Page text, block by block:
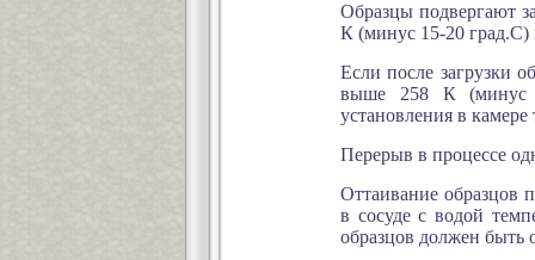
Образцы подвергают
К (минус 15-20 град.С)
Если после загрузки
выше 258 К (минус
установления в
Перерыв в процессе
Оттаивание образцов
в сосуде с водой
образцов должен быть